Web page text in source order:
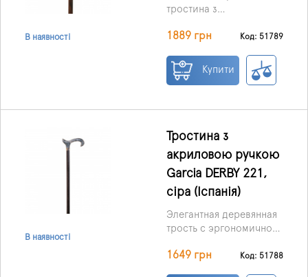
В наявності
тростина з
вигляді голови качки —
надійної опори,
комфорту та естетики
1889 грн Код: 51789
Купити
В наявності
Тростина з
акриловою ручкою
Garcia DERBY 221,
сіра (Іспанія)
Элегантная деревянная
трость с эргономичной
обеспечивающей
1649 грн Код: 51788